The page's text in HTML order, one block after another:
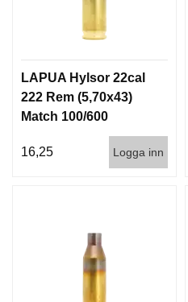
LAPUA Hylsor 22cal
222 Rem (5,70x43)
Match 100/600
16,25 Logga inn
A
R
E